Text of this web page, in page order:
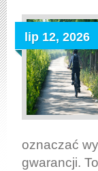
lip 12, 2026
oznaczać
gwarancji.